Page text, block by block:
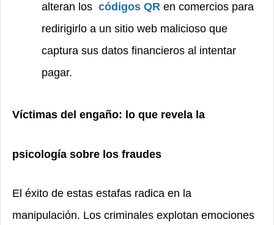
alteran los códigos QR en comercios para
redirigirlo a un sitio web malicioso que
captura sus datos financieros al intentar
pagar.
Víctimas del engaño: lo que revela la
psicología sobre los fraudes
El éxito de estas estafas radica en la
manipulación. Los criminales explotan emociones